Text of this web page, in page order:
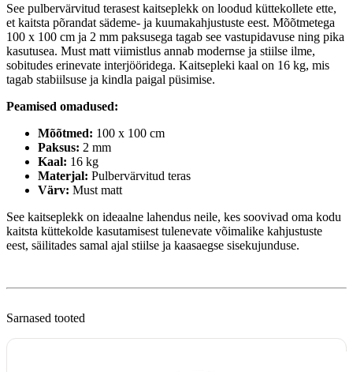
See pulbervärvitud terasest kaitseplekk on loodud küttekollete ette,
et kaitsta põrandat sädeme- ja kuumakahjustuste eest. Mõõtmetega
100 x 100 cm ja 2 mm paksusega tagab see vastupidavuse ning pika
kasutusea. Must matt viimistlus annab modernse ja stiilse ilme,
sobitudes erinevate interjööridega. Kaitsepleki kaal on 16 kg, mis
tagab stabiilsuse ja kindla paigal püsimise.​
Peamised omadused:
Mõõtmed: 100 x 100 cm​
Paksus: 2 mm​
Kaal: 16 kg​
Materjal: Pulbervärvitud teras​
Värv: Must matt​
See kaitseplekk on ideaalne lahendus neile, kes soovivad oma kodu
kaitsta küttekolde kasutamisest tulenevate võimalike kahjustuste
eest, säilitades samal ajal stiilse ja kaasaegse sisekujunduse.
Sarnased tooted